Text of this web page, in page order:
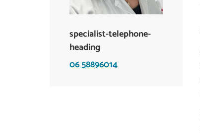
specialist-telephone-
heading
06 58896014